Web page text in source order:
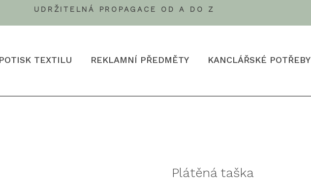
UDRŽITELNÁ PROPAGACE OD A DO Z
POTISK TEXTILU REKLAMNÍ PŘEDMĚTY KANCLÁŘSKÉ POTŘEBY
Plátěná taška